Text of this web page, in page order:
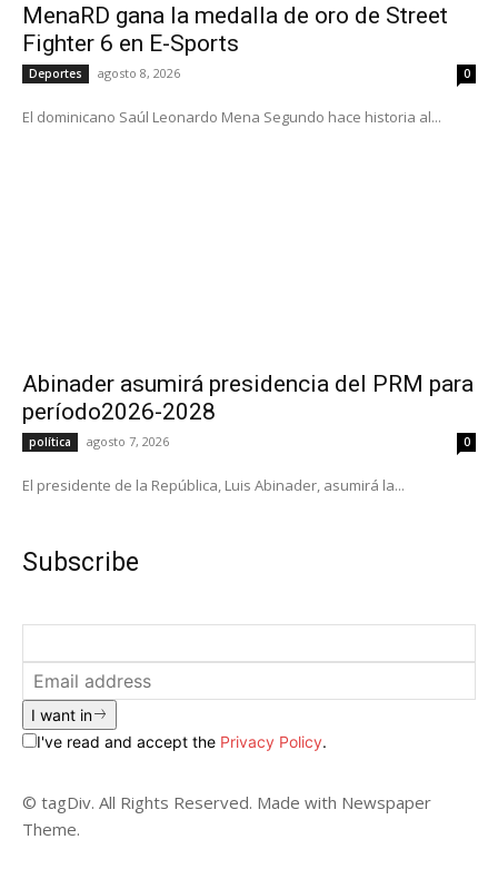
MenaRD gana la medalla de oro de Street
Fighter 6 en E-Sports
Deportes agosto 8, 2026 0
El dominicano Saúl Leonardo Mena Segundo hace historia al...
Abinader asumirá presidencia del PRM para
período2026-2028
política agosto 7, 2026 0
El presidente de la República, Luis Abinader, asumirá la...
Subscribe
I want in
I've read and accept the Privacy Policy.
© tagDiv. All Rights Reserved. Made with Newspaper
Theme.